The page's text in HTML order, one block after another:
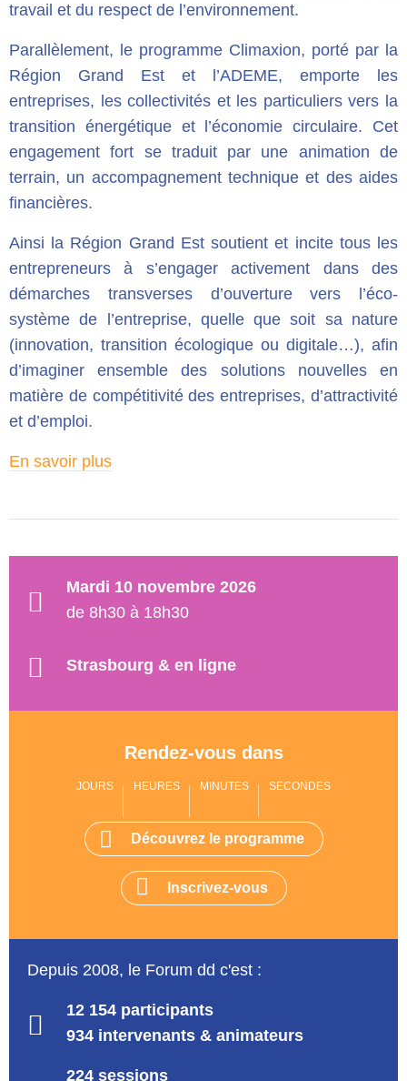
travail et du respect de l’environnement.
Parallèlement, le programme Climaxion, porté par la
Région Grand Est et l’ADEME, emporte les
entreprises, les collectivités et les particuliers vers la
transition énergétique et l’économie circulaire. Cet
engagement fort se traduit par une animation de
terrain, un accompagnement technique et des aides
financières.
Ainsi la Région Grand Est soutient et incite tous les
entrepreneurs à s’engager activement dans des
démarches transverses d’ouverture vers l’éco-
système de l’entreprise, quelle que soit sa nature
(innovation, transition écologique ou digitale…), afin
d’imaginer ensemble des solutions nouvelles en
matière de compétitivité des entreprises, d’attractivité
et d’emploi.
En savoir plus
Mardi 10 novembre 2026
de 8h30 à 18h30
Strasbourg & en ligne
Rendez-vous dans
JOURS HEURES MINUTES SECONDES
Découvrez le programme
Inscrivez-vous
Depuis 2008, le Forum dd c'est :
12 154 participants
934 intervenants & animateurs
224 sessions